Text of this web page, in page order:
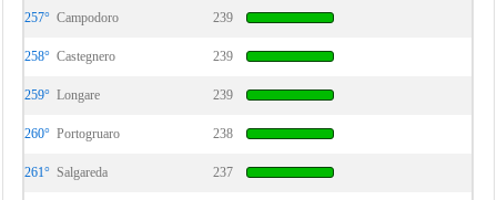
257° Campodoro 239
258° Castegnero 239
259° Longare 239
260° Portogruaro 238
261° Salgareda 237